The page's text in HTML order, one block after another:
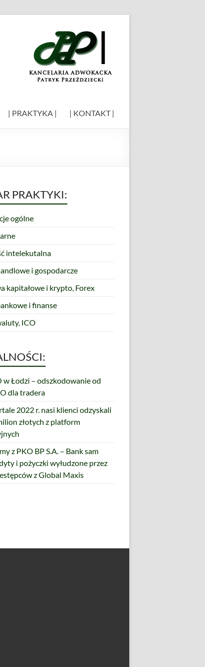
| PRAKTYKA | | KONTAKT |
PRAKTYKI:
ogólne
intelekutalna
i gospodarcze
kapitałowe i krypto, Forex
i finanse
ICO
w Łodzi – odszkodowanie od
dla tradera
2022 r. nasi klienci odzyskali
złotych z platform
z PKO BP S.A. – Bank sam
i pożyczki wyłudzone przez
z Global Maxis